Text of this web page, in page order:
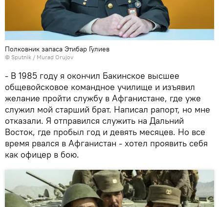
Полковник запаса Этибар Гулиев
© Sputnik / Murad Orujov
- В 1985 году я окончил Бакинское высшее
общевойсковое командное училище и изъявил
желание пройти службу в Афганистане, где уже
служил мой старший брат. Написал рапорт, но мне
отказали. Я отправился служить на Дальний
Восток, где пробыл год и девять месяцев. Но все
время рвался в Афганистан - хотел проявить себя
как офицер в бою.